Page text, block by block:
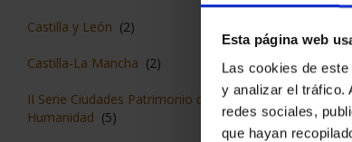
Esta página web
Las cookies de
y analizar el tráfico.
redes sociales,
que hayan
Castilla y León (2)
Castilla-La Mancha (2)
II Serie Ciudades Patrimonio de la
Humanidad (5)